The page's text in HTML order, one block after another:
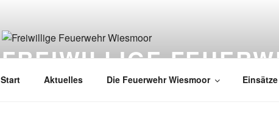
FREIWILLIGE
Start Aktuelles Die Feuerwehr Wiesmoor Einsätze